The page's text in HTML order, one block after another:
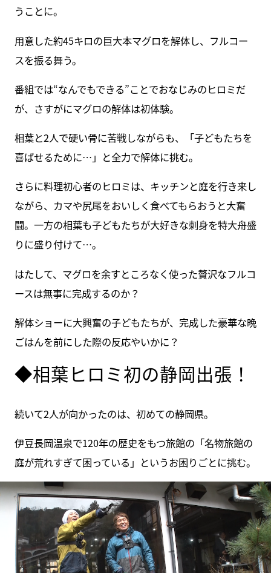
うことに。
用意した約45キロの巨大本マグロを解体し、フルコー
スを振る舞う。
番組では“なんでもできる”ことでおなじみのヒロミだ
が、さすがにマグロの解体は初体験。
相葉と2人で硬い骨に苦戦しながらも、「子どもたちを
喜ばせるために…」と全力で解体に挑む。
さらに料理初心者のヒロミは、キッチンと庭を行き来し
ながら、カマや尻尾をおいしく食べてもらおうと大奮
闘。一方の相葉も子どもたちが大好きな刺身を特大舟盛
りに盛り付けて…。
はたして、マグロを余すところなく使った贅沢なフルコ
ースは無事に完成するのか？
解体ショーに大興奮の子どもたちが、完成した豪華な晩
ごはんを前にした際の反応やいかに？
◆相葉ヒロミ初の静岡出張！
続いて2人が向かったのは、初めての静岡県。
伊豆長岡温泉で120年の歴史をもつ旅館の「名物旅館の
庭が荒れすぎて困っている」というお困りごとに挑む。